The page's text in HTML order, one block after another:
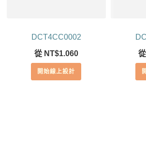
DCT4CC0002
從 NT$1.060
開始線上設計
從